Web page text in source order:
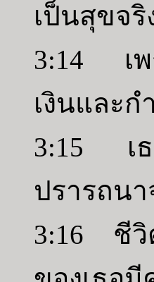
เป็นสุขจ
3:14 เพ
เงินและ
3:15 เธ
ปรารถนา
3:16 ชีวิ